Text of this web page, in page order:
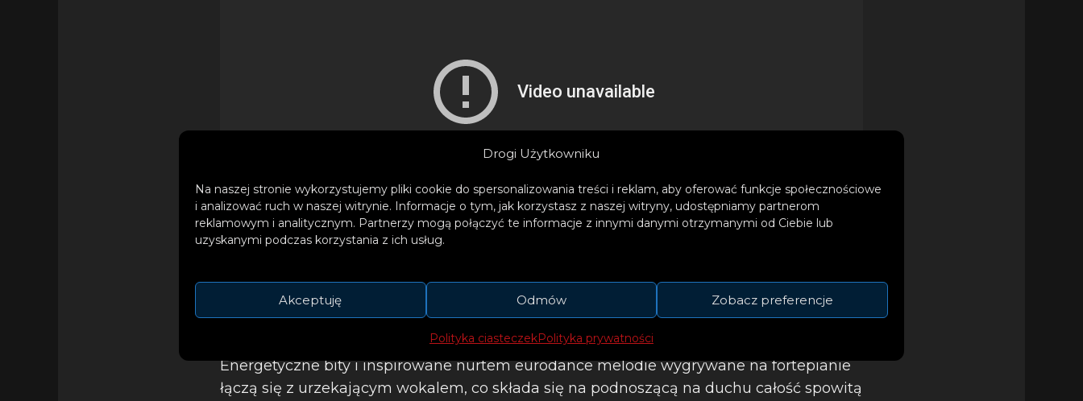
Drogi Użytkowniku
Na naszej stronie wykorzystujemy pliki cookie do spersonalizowania treści i reklam, aby oferować funkcje społecznościowe
i analizować ruch w naszej witrynie. Informacje o tym, jak korzystasz z naszej witryny, udostępniamy partnerom
reklamowym i analitycznym. Partnerzy mogą połączyć te informacje z innymi danymi otrzymanymi od Ciebie lub
uzyskanymi podczas korzystania z ich usług.
Akceptuję Odmów Zobacz preferencje
Polityka ciasteczekPolityka prywatności
Energetyczne bity i inspirowane nurtem eurodance melodie wygrywane na fortepianie
łączą się z urzekającym wokalem, co składa się na podnoszącą na duchu całość spowitą